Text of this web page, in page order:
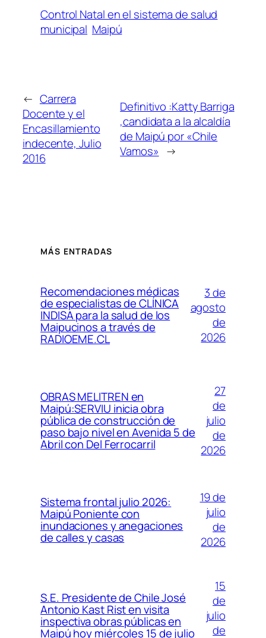
Control Natal en el sistema de salud
municipal Maipú
← Carrera
Docente y el
Encasillamiento
indecente, Julio
2016
Definitivo :Katty Barriga
,candidata a la alcaldía
de Maipú por «Chile
Vamos» →
MÁS ENTRADAS
Recomendaciones médicas
de especialistas de CLÍNICA
INDISA para la salud de los
Maipucinos a través de
RADIOEME.CL
3 de
agosto
de
2026
OBRAS MELITREN en
Maipú:SERVIU inicia obra
pública de construcción de
paso bajo nivel en Avenida 5 de
Abril con Del Ferrocarril
27
de
julio
de
2026
Sistema frontal julio 2026:
Maipú Poniente con
inundaciones y anegaciones
de calles y casas
19 de
julio
de
2026
S.E. Presidente de Chile José
Antonio Kast Rist en visita
inspectiva obras públicas en
Maipú hoy miércoles 15 de julio
15
de
julio
de